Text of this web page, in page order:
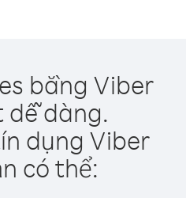
bằng Viber
dễ dàng.
dụng Viber
có thể: